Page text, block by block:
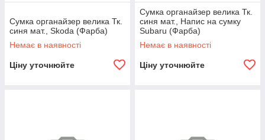
Сумка органайзер велика Тк.
синя мат., Skoda (Фарба)
Немає в наявності
Ціну уточнюйте
Сумка органайзер велика Тк.
синя мат., Напис на сумку
Subaru (Фарба)
Немає в наявності
Ціну уточнюйте